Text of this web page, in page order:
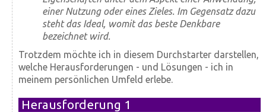
einer Nutzung oder eines Zieles. Im Gegensatz dazu
steht das Ideal, womit das beste Denkbare
bezeichnet wird.
Trotzdem möchte ich in diesem Durchstarter darstellen,
welche Herausforderungen - und Lösungen - ich in
meinem persönlichen Umfeld erlebe.
Herausforderung 1